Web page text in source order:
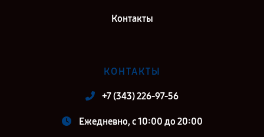
Контакты
КОНТАКТЫ
+7 (343) 226-97-56
Ежедневно, с 10:00 до 20:00